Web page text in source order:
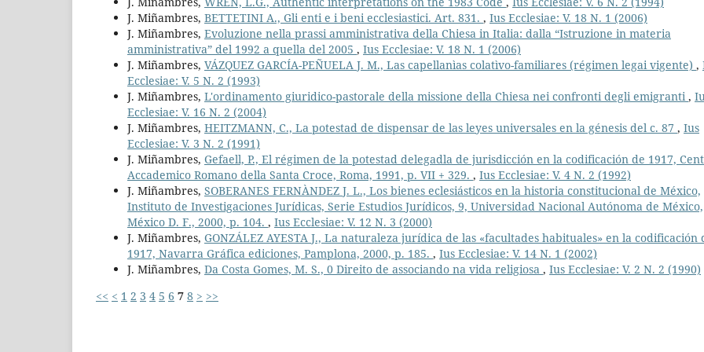
J. Miñambres, BETTETINI A., Gli enti e i beni ecclesiastici. Art. 831. , Ius Ecclesiae: V. 18 N. 1 (2006)
J. Miñambres, Evoluzione nella prassi amministrativa della Chiesa in Italia: dalla “Istruzione in materia
amministrativa” del 1992 a quella del 2005 , Ius Ecclesiae: V. 18 N. 1 (2006)
J. Miñambres, VÁZQUEZ GARCÍA-PEÑUELA J. M., Las capellanìas colatìvo-familiares (régimen legai vigente) ,
Ecclesiae: V. 5 N. 2 (1993)
J. Miñambres, L'ordinamento giuridico-pastorale della missione della Chiesa nei confronti degli emigranti,
Ecclesiae: V. 16 N. 2 (2004)
J. Miñambres, HEITZMANN, C., La potestad de dispensar de las leyes universales en la génesis del c. 87 , Ius
Ecclesiae: V. 3 N. 2 (1991)
J. Miñambres, Gefaell, P., El régimen de la potestad delegadla de jurisdicción en la codificación de 1917,
Accademico Romano della Santa Croce, Roma, 1991, p. VII + 329. , Ius Ecclesiae: V. 4 N. 2 (1992)
J. Miñambres, SOBERANES FERNÀNDEZ J. L., Los bienes eclesiásticos en la historia constitucional de México,
Instituto de Investigaciones Jurídicas, Serie Estudios Jurídicos, 9, Universidad Nacional Autónoma de México,
México D. F., 2000, p. 104. , Ius Ecclesiae: V. 12 N. 3 (2000)
J. Miñambres, GONZÁLEZ AYESTA J., La naturaleza jurídica de las «facultades habituales» en la codificación
1917, Navarra Gráfica ediciones, Pamplona, 2000, p. 185. , Ius Ecclesiae: V. 14 N. 1 (2002)
J. Miñambres, Da Costa Gomes, M. S., 0 Direito de associando na vida religiosa , Ius Ecclesiae: V. 2 N. 2 (1990)
<< < 1 2 3 4 5 6 7 8 > >>